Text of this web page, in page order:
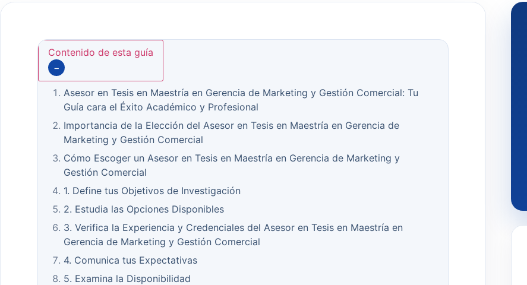
Contenido de esta guía
−
Asesor en Tesis en Maestría en Gerencia de Marketing y Gestión Comercial: Tu
Guía cara el Éxito Académico y Profesional
Importancia de la Elección del Asesor en Tesis en Maestría en Gerencia de
Marketing y Gestión Comercial
Cómo Escoger un Asesor en Tesis en Maestría en Gerencia de Marketing y
Gestión Comercial
1. Define tus Objetivos de Investigación
2. Estudia las Opciones Disponibles
3. Verifica la Experiencia y Credenciales del Asesor en Tesis en Maestría en
Gerencia de Marketing y Gestión Comercial
4. Comunica tus Expectativas
5. Examina la Disponibilidad